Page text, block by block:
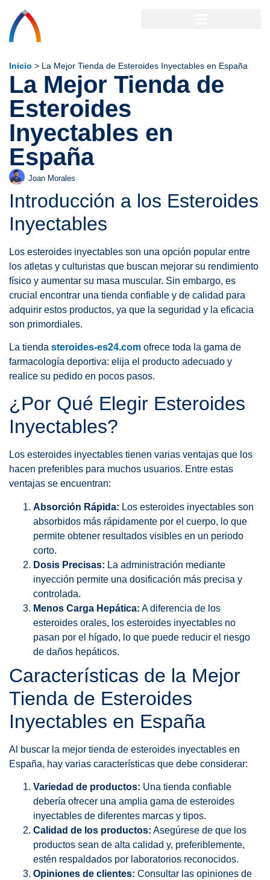
Inicio > La Mejor Tienda de Esteroides Inyectables en España
La Mejor Tienda de
Esteroides
Inyectables en
España
Joan Morales
Introducción a los Esteroides
Inyectables
Los esteroides inyectables son una opción popular entre
los atletas y culturistas que buscan mejorar su rendimiento
físico y aumentar su masa muscular. Sin embargo, es
crucial encontrar una tienda confiable y de calidad para
adquirir estos productos, ya que la seguridad y la eficacia
son primordiales.
La tienda steroides-es24.com ofrece toda la gama de
farmacología deportiva: elija el producto adecuado y
realice su pedido en pocos pasos.
¿Por Qué Elegir Esteroides
Inyectables?
Los esteroides inyectables tienen varias ventajas que los
hacen preferibles para muchos usuarios. Entre estas
ventajas se encuentran:
Absorción Rápida: Los esteroides inyectables son
absorbidos más rápidamente por el cuerpo, lo que
permite obtener resultados visibles en un periodo
corto.
Dosis Precisas: La administración mediante
inyección permite una dosificación más precisa y
controlada.
Menos Carga Hepática: A diferencia de los
esteroides orales, los esteroides inyectables no
pasan por el hígado, lo que puede reducir el riesgo
de daños hepáticos.
Características de la Mejor
Tienda de Esteroides
Inyectables en España
Al buscar la mejor tienda de esteroides inyectables en
España, hay varias características que debe considerar:
Variedad de productos: Una tienda confiable
debería ofrecer una amplia gama de esteroides
inyectables de diferentes marcas y tipos.
Calidad de los productos: Asegúrese de que los
productos sean de alta calidad y, preferiblemente,
estén respaldados por laboratorios reconocidos.
Opiniones de clientes: Consultar las opiniones de